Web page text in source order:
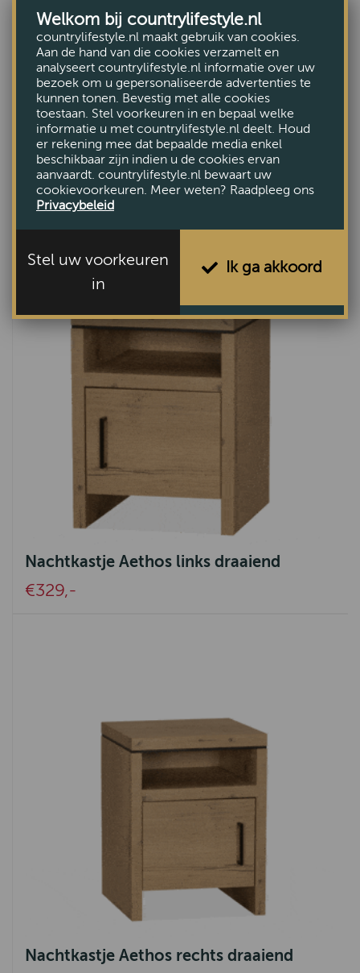
Firenza nachtkastje rechts
VAN €340,-
VOOR €289,-
Nachtkastje Aethos links draaiend
€329,-
Nachtkastje Aethos rechts draaiend
Welkom bij countrylifestyle.nl
countrylifestyle.nl maakt gebruik van cookies.
Aan de hand van die cookies verzamelt en
analyseert countrylifestyle.nl informatie over uw
bezoek om u gepersonaliseerde advertenties te
kunnen tonen. Bevestig met alle cookies
toestaan. Stel voorkeuren in en bepaal welke
informatie u met countrylifestyle.nl deelt. Houd
er rekening mee dat bepaalde media enkel
beschikbaar zijn indien u de cookies ervan
aanvaardt. countrylifestyle.nl bewaart uw
cookievoorkeuren. Meer weten? Raadpleeg ons
Privacybeleid
Stel uw voorkeuren
in
Ik ga akkoord